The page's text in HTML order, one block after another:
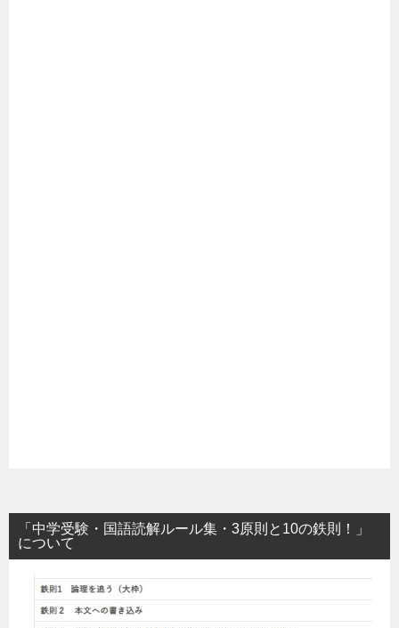
「中学受験・国語読解ルール集・3原則と10の鉄則！」
について